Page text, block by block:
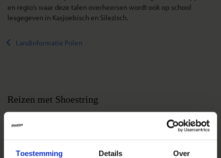
Toestemming Details Over
en regio’s waar deze talen overheersen wordt ook op school
lesgegeven in Kasjoebisch en Silezisch.
Landinformatie Polen
Reizen met Shoestring